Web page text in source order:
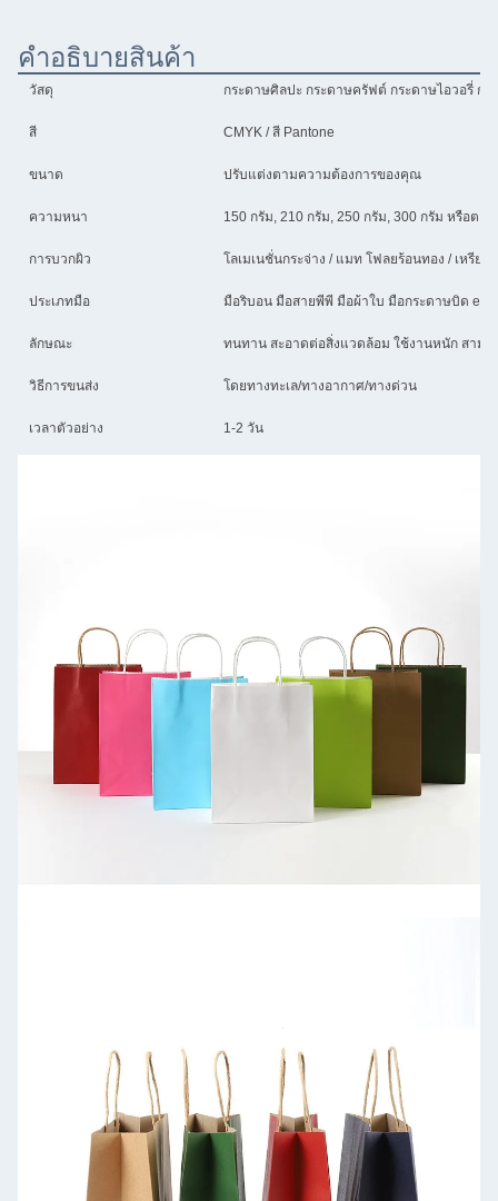
คําอธิบายสินค้า
วัสดุ กระดาษศิลปะ กระดาษครัฟต์ กระดาษไอวอรี่ ก
สี CMYK / สี Pantone
ขนาด ปรับแต่งตามความต้องการของคุณ
ความหนา 150 กรัม, 210 กรัม, 250 กรัม, 300 กรัม หรือตาม
การบวกผิว โลเมเนชั่นกระจ่าง / แมท โฟลยร้อนทอง / เหรีย
ประเภทมือ มือริบอน มือสายพีพี มือผ้าใบ มือกระดาษบิด ect
ลักษณะ ทนทาน สะอาดต่อสิ่งแวดล้อม ใช้งานหนัก สามา
วิธีการขนส่ง โดยทางทะเล/ทางอากาศ/ทางด่วน
เวลาตัวอย่าง 1-2 วัน